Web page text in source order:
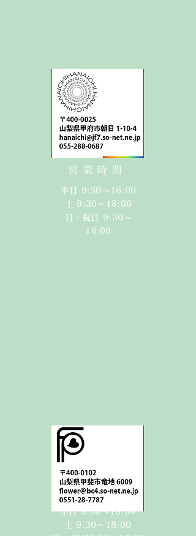
営業時間
平日 9:30〜16:00
​​土 9:30〜18:00​
日・祝日 9:30〜
16:00
平日 9:30〜18:00
​​土 9:30〜18:00​